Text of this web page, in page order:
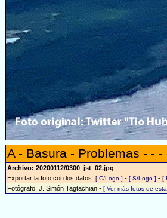
A - Basura - Problemas - - -
Archivo: 20200112/0300_jst_02.jpg
Exportar la foto con los datos: [ C/Logo ] - [ S/Logo ] - [
Fotógrafo: J. Simón Tagtachian - [ Ver más fotos de